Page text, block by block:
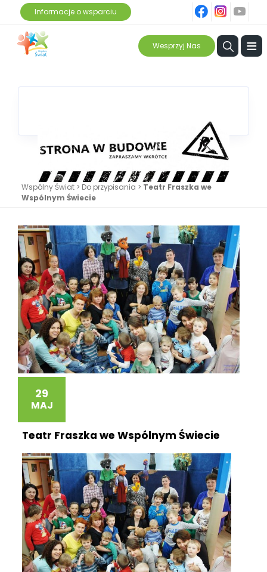
Informacje o wsparciu
ins
Wesprzyj Nas ≡
Wspólny Świat > Do przypisania > Teatr Fraszka we
Wspólnym Świecie
29
MAJ
Teatr Fraszka we Wspólnym Świecie